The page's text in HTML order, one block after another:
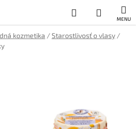
Hľadať
KOŠÍK
kozmetika /Starostlivosť o vlasy /